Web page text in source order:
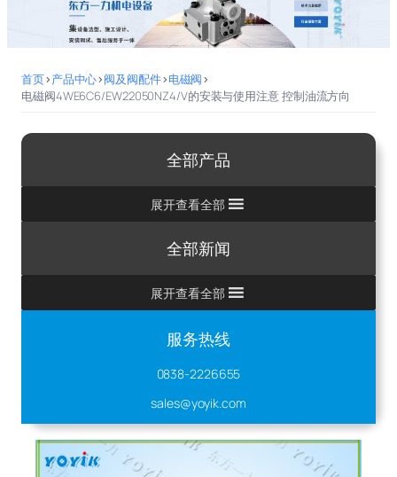
首页>产品中心>阀及阀配件>电磁阀>
电磁阀4WE6C6/EW22050NZ4/V的安装与使用注意 控制油流方向
全部产品
展开查看全部
全部新闻
展开查看全部
服务热线
0838-2226655
sales@yoyik.com